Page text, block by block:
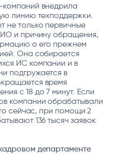
внедрила
линию техподдержки.
не только первичные
и причину обращения,
о его прежнем
Она собирается
ИС компании и в
подгружается в
время
с 18 до 7 минут. Если
компании обрабатывали
сейчас, при помощи 2
136 тысяч заявок
департаменте